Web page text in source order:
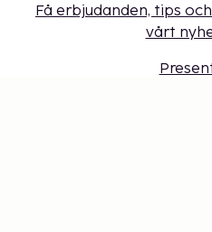
Få erbjudanden, tips
vårt